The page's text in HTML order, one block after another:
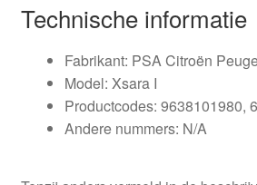
Technische informatie
Fabrikant: PSA Citroën
Model: Xsara I
Productcodes: 9638101980,
Andere nummers: N/A